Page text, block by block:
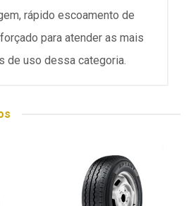
rápido escoamento de
para atender as mais
de uso dessa categoria.